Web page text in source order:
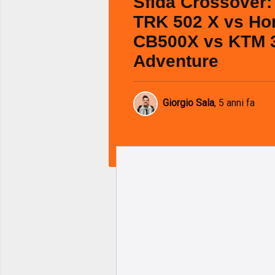
TRK 502 X vs
CB500X vs KTM
Adventure
Giorgio Sala, 5 anni fa